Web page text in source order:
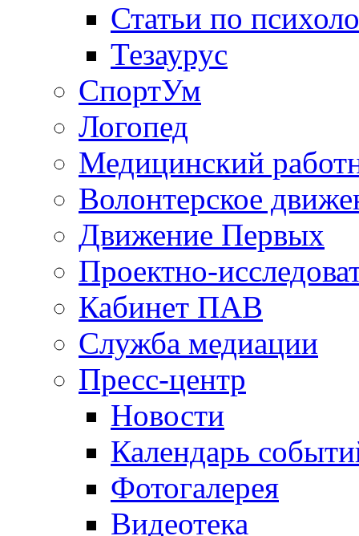
Статьи по
Тезаурус
СпортУм
Логопед
Медицинский
Волонтерское
Движение Первых
Проектно-
Кабинет ПАВ
Служба медиации
Пресс-центр
Новости
Календарь
Фотогалерея
Видеотека